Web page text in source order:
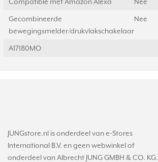
Gecombineerde
bewegingsmelder/drukvlakschakelaar
Nee
A17180MO
JUNGstore.nl is onderdeel van e-Stores
International B.V. en geen webwinkel of
onderdeel van Albrecht JUNG GMBH & CO. KG.